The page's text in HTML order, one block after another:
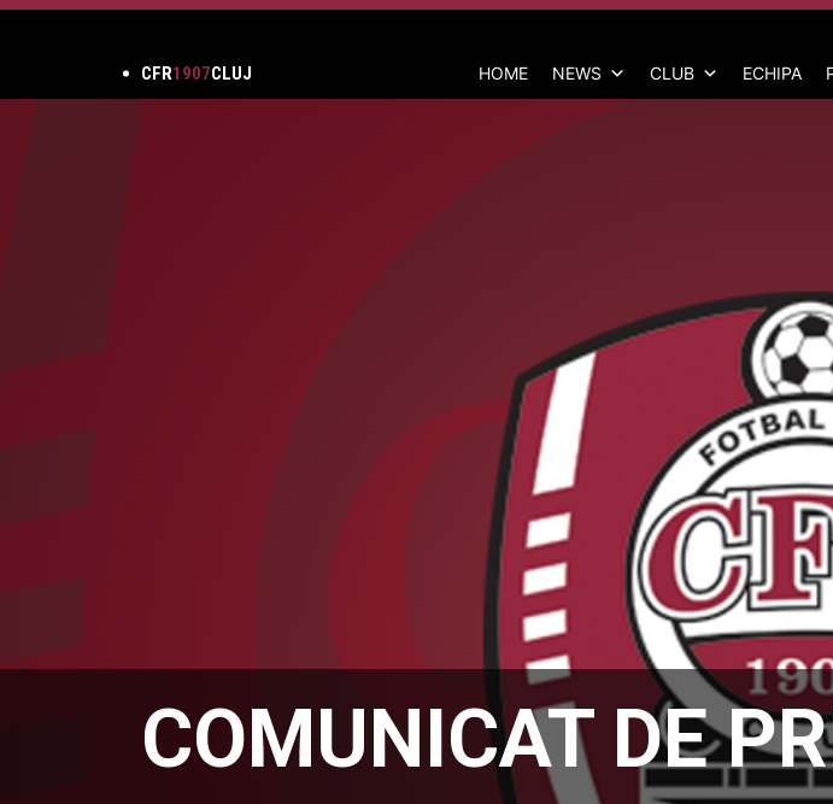
CFR1907CLUJ HOME NEWS CLUB ECHIPA
COMUNICAT DE